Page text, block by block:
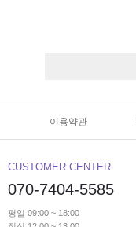
이용약관
CUSTOMER CENTER
070-7404-5585
평일 09:00 ~ 18:00